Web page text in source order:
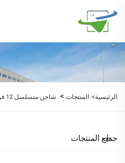
الرئيسية> المنتجات > شاحن متسلسل 12 فولت
جميع المنتجات